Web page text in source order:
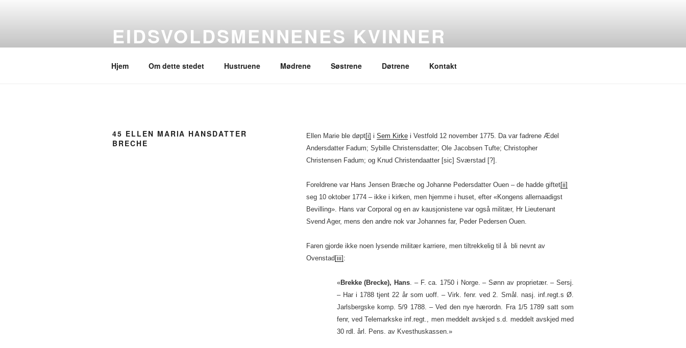
EIDSVOLDSMENNENES KVINNER
Hjem Om dette stedet Hustruene Mødrene Søstrene Døtrene Kontakt
45 ELLEN MARIA HANSDATTER
BRECHE
Ellen Marie ble døpt[i] i Sem Kirkei Vestfold 12 november 1775. Da var fadrene Ædel
Andersdatter Fadum; Sybille Christensdatter; Ole Jacobsen Tufte; Christopher
Christensen Fadum; og Knud Christendaatter [sic] Sværstad [?].
Foreldrene var Hans Jensen Bræche og Johanne Pedersdatter Ouen – de hadde giftet[ii]
seg 10 oktober 1774 – ikke i kirken, men hjemme i huset, efter «Kongens allernaadigst
Bevilling». Hans var Corporal og en av kausjonistene var også militær, Hr Lieutenant
Svend Ager, mens den andre nok var Johannes far, Peder Pedersen Ouen.
Faren gjorde ikke noen lysende militær karriere, men tiltrekkelig til å bli nevnt av
Ovenstad [iii] :
«Brekke (Brecke), Hans. – F. ca. 1750 i Norge. – Sønn av proprietær. – Sersj.
– Har i 1788 tjent 22 år som uoff. – Virk. fenr. ved 2. Smål. nasj. inf.regt.s Ø.
Jarlsbergske komp. 5/9 1788. – Ved den nye hærordn. Fra 1/5 1789 satt som
fenr, ved Telemarkske inf.regt., men meddelt avskjed s.d. meddelt avskjed med
30 rdl. årl. Pens. av Kvesthuskassen.»